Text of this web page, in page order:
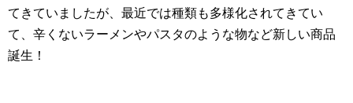
てきていましたが、最近では種類も多様化されてきてい
て、辛くないラーメンやパスタのような物など新しい商品
誕生！